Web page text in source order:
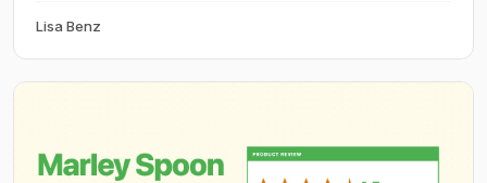
HelloFresh, Wyldr, Marley Spoon und Tischline.
Lisa Benz